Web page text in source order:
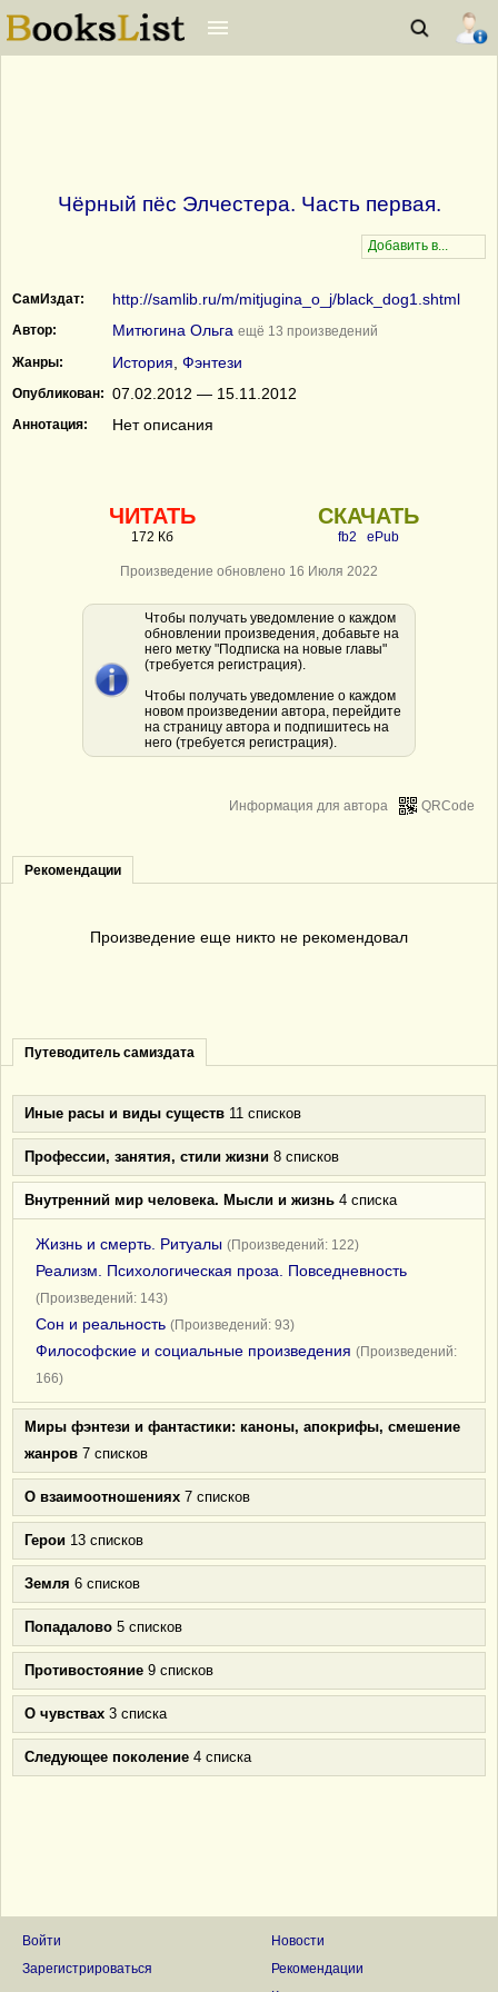
Чёрный пёс Элчестера. Часть первая.
СамИздат: http://samlib.ru/m/mitjugina_o_j/black_dog1.shtml
Автор: Митюгина Ольга ещё 13 произведений
Жанры:
История Фэнтези
Опубликован: 07.02.2012 — 15.11.2012
Аннотация: Нет описания
ЧИТАТЬ
172 Кб
СКАЧАТЬ
fb2 ePub
Произведение обновлено 16 Июля 2022
Чтобы получать уведомление о каждом
обновлении произведения, добавьте на
него метку "Подписка на новые главы"
(требуется регистрация).
Чтобы получать уведомление о каждом
новом произведении автора, перейдите
на страницу автора и подпишитесь на
него (требуется регистрация).
QRCode
Информация для автора
Рекомендации
Произведение еще никто не рекомендовал
Путеводитель самиздата
Иные расы и виды существ 11 списков
Профессии, занятия, стили жизни 8 списков
Внутренний мир человека. Мысли и жизнь 4 списка
Жизнь и смерть. Ритуалы (Произведений: 122)
Реализм. Психологическая проза. Повседневность
(Произведений: 143)
Сон и реальность (Произведений: 93)
Философские и социальные произведения (Произведений:
166)
Миры фэнтези и фантастики: каноны, апокрифы, смешение
жанров 7 списков
О взаимоотношениях 7 списков
Герои 13 списков
Земля 6 списков
Попадалово 5 списков
Противостояние 9 списков
О чувствах 3 списка
Следующее поколение 4 списка
Войти
Зарегистрироваться
Новости
Рекомендации